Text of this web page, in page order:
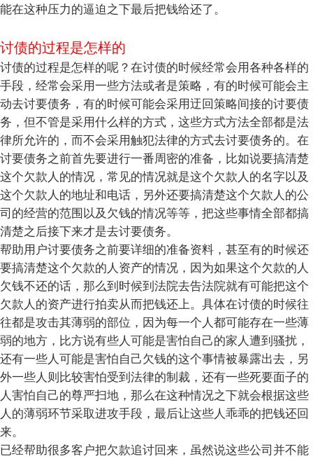
能在这种压力的逼迫之下最后把钱给还了。
讨债的过程是怎样的
讨债的过程是怎样的呢？在讨债的时候经常会用各种各样的
手段，经常会采用一些方法或者是策略，有的时候可能会主
动去讨要债务，有的时候可能会采用迂回策略间接的讨要债
务，但不管是采用什么样的方式，这些方式方法全部都是法
律所允许的，而不会采用触犯法律的方式去讨要债务的。在
讨要债务之前首先要进行一番周密的准备，比如说要搞清楚
这个欠款人的情况，常见的情况就是这个欠款人的名字以及
这个欠款人的地址和电话，另外还要搞清楚这个欠款人的公
司的经营的范围以及欠钱的情况等等，把这些事情全部都搞
清楚之后接下来才是去讨要债务。
帮助用户讨要债务之前要详细的准备资料，甚至有的时候还
要搞清楚这个欠款的人资产的情况，因为如果这个欠款的人
欠钱不还的话，那么到时候到法院去告法院就有可能把这个
欠款人的资产进行拍卖从而把钱还上。具体在讨债的时候往
往都是攻击其薄弱的部位，因为每一个人都可能存在一些薄
弱的地方，比方说有些人可能是害怕自己的家人遭到骚扰，
还有一些人可能是害怕自己欠钱的这个事情被暴露出去，另
外一些人则比较害怕受到法律的制裁，还有一些死要面子的
人害怕自己的尊严扫地，那么在这种情况之下就会根据这些
人的薄弱环节采取进攻手段，最后让这些人乖乖的把钱还回
来。
已经帮助很多客户把欠款追讨回来，虽然说这些公司并不能